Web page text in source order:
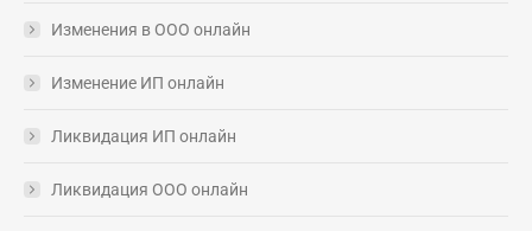
Изменения в ООО онлайн
Изменение ИП онлайн
Ликвидация ИП онлайн
Ликвидация ООО онлайн